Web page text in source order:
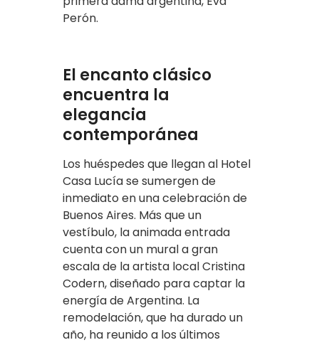
Perón.
El encanto clásico
encuentra la
elegancia
contemporánea
Los huéspedes que llegan al Hotel
Casa Lucía se sumergen de
inmediato en una celebración de
Buenos Aires. Más que un
vestíbulo, la animada entrada
cuenta con un mural a gran
escala de la artista local Cristina
Codern, diseñado para captar la
energía de Argentina. La
remodelación, que ha durado un
año, ha reunido a los últimos